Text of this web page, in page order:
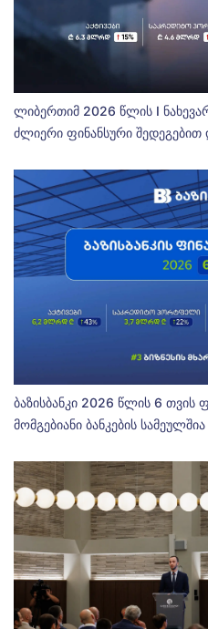
ლიბერთიმ 2026 წლის I
ძლიერი ფინანსური
ბაზისბანკი 2026 წლის 6 თვის
მომგებიანი ბანკების სამეულშია